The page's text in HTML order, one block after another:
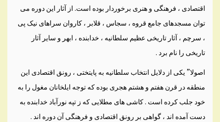
اقتصادی ، فرهنگی و هنری برخوردار بوده است. از آثار اين دوره می
توان مسجدهای جامع قروه ، سجاس ، قلابر ، کاروان سراهای نيک پی
، سرچم ، آثار تاريخی عظيم سلطانيه ، خدابنده ، ابهر و ساير آثار
تاريخی را نام برد .
اصولا” يکی از دلايل انتخاب سلطانيه به پايتختی ، رونق اقتصادی اين
منطقه در قرن هفتم و هشتم هجری بوده که توجه ايلخانان مغول را به
خود جلب کرده است . کاشی های مطلايی که ز تپه نورآباد خدابنده به
دست آمده اند ، گواهی بر رونق اقتصادی و فرهنگی آن دوره اند .